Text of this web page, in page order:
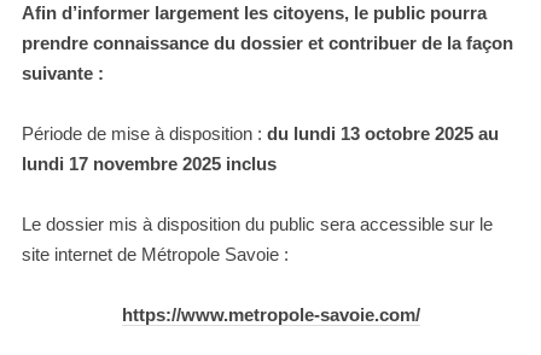
Afin d’informer largement les citoyens, le public pourra
prendre connaissance du dossier et contribuer de la façon
suivante :
Période de mise à disposition : du lundi 13 octobre 2025 au
lundi 17 novembre 2025 inclus
Le dossier mis à disposition du public sera accessible sur le
site internet de Métropole Savoie :
https://www.metropole-savoie.com/